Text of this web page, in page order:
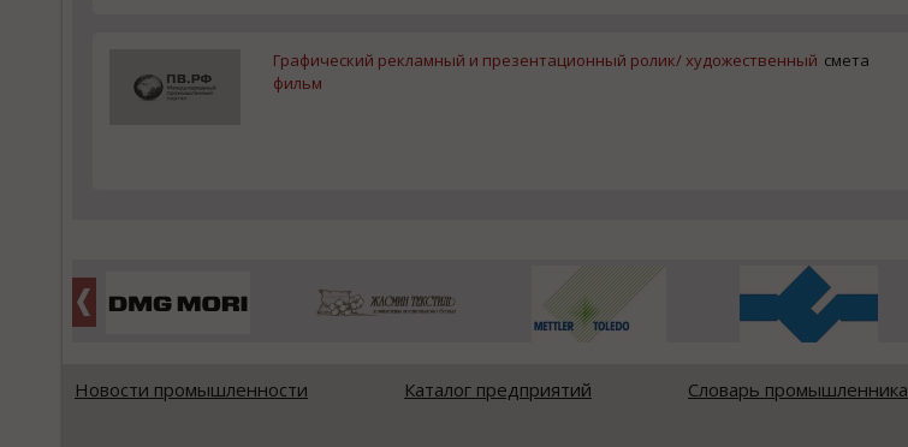
Графический рекламный и презентационный ролик/ художественный
фильм
смета
Новости промышленности Каталог предприятий Словарь промышленника